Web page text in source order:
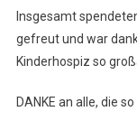
Insgesamt
gefreut und war
Kinderhospiz so
DANKE an alle, die